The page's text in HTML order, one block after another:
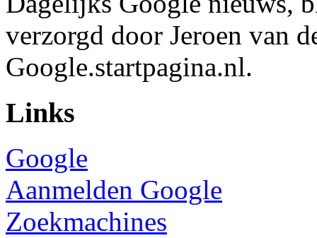
verzorgd door Jeroen van
Google.startpagina.nl.
Links
Google
Aanmelden Google
Zoekmachines